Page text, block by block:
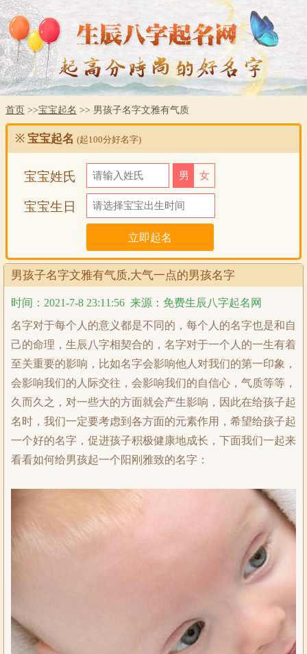
首页 >>宝宝起名 >> 男孩子名字文雅有气质
※ 宝宝起名 (起100分好名字)
宝宝姓氏 男 女
宝宝生日
男孩子名字文雅有气质,大气一点的男孩名字
时间：2021-7-8 23:11:56 来源：免费生辰八字起名网
名字对于每个人的意义都是不同的，每个人的名字也是和自
己的命理，生辰八字相契合的，名字对于一个人的一生有着
至关重要的影响，比如名字会影响他人对我们的第一印象，
会影响我们的人际交往，会影响我们的自信心，气质等等，
久而久之，对一些大的方面就会产生影响，因此在给孩子起
名时，我们一定要考虑到各方面的元素作用，希望给孩子起
一个好的名字，促进孩子积极健康地成长，下面我们一起来
看看如何给男孩起一个阳刚雅致的名字：